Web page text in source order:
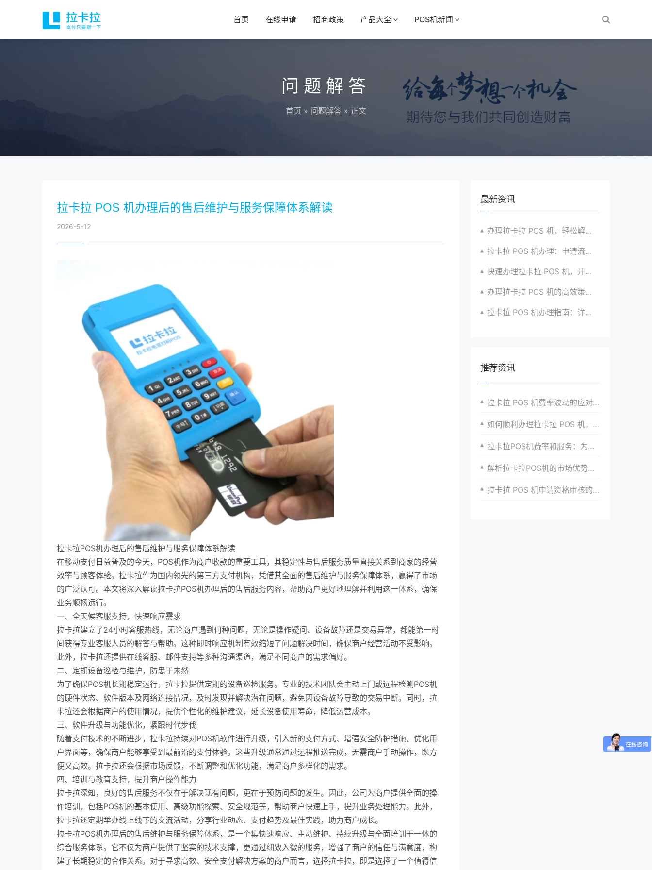
首页 在线申请 招商政策 产品大全 POS机新闻
问题解答
首页 » 问题解答 » 正文
拉卡拉 POS 机办理后的售后维护与服务保障体系解读
2026-5-12
拉卡拉POS机办理后的售后维护与服务保障体系解读
在移动支付日益普及的今天，POS机作为商户收款的重要工具，其稳定性与售后服务质量直接关系到商家的经营
效率与顾客体验。拉卡拉作为国内领先的第三方支付机构，凭借其全面的售后维护与服务保障体系，赢得了市场
的广泛认可。本文将深入解读拉卡拉POS机办理后的售后服务内容，帮助商户更好地理解并利用这一体系，确保
业务顺畅运行。
一、全天候客服支持，快速响应需求
拉卡拉建立了24小时客服热线，无论商户遇到何种问题，无论是操作疑问、设备故障还是交易异常，都能第一时
间获得专业客服人员的解答与帮助。这种即时响应机制有效缩短了问题解决时间，确保商户经营活动不受影响。
此外，拉卡拉还提供在线客服、邮件支持等多种沟通渠道，满足不同商户的需求偏好。
二、定期设备巡检与维护，防患于未然
为了确保POS机长期稳定运行，拉卡拉提供定期的设备巡检服务。专业的技术团队会主动上门或远程检测POS机
的硬件状态、软件版本及网络连接情况，及时发现并解决潜在问题，避免因设备故障导致的交易中断。同时，拉
卡拉还会根据商户的使用情况，提供个性化的维护建议，延长设备使用寿命，降低运营成本。
三、软件升级与功能优化，紧跟时代步伐
随着支付技术的不断进步，拉卡拉持续对POS机软件进行升级，引入新的支付方式、增强安全防护措施、优化用
户界面等，确保商户能够享受到最前沿的支付体验。这些升级通常通过远程推送完成，无需商户手动操作，既方
便又高效。拉卡拉还会根据市场反馈，不断调整和优化功能，满足商户多样化的需求。
四、培训与教育支持，提升商户操作能力
拉卡拉深知，良好的售后服务不仅在于解决现有问题，更在于预防问题的发生。因此，公司为商户提供全面的操
作培训，包括POS机的基本使用、高级功能探索、安全规范等，帮助商户快速上手，提升业务处理能力。此外，
拉卡拉还定期举办线上线下的交流活动，分享行业动态、支付趋势及最佳实践，助力商户成长。
拉卡拉POS机办理后的售后维护与服务保障体系，是一个集快速响应、主动维护、持续升级与全面培训于一体的
综合服务体系。它不仅为商户提供了坚实的技术支撑，更通过细致入微的服务，增强了商户的信任与满意度，构
建了长期稳定的合作关系。对于寻求高效、安全支付解决方案的商户而言，选择拉卡拉，即是选择了一个值得信
最新资讯
办理拉卡拉 POS 机，轻松解决收款难题的办法
拉卡拉 POS 机办理：申请流程简化版来袭
快速办理拉卡拉 POS 机，开启便捷收款之旅啦
办理拉卡拉 POS 机的高效策略与方法全分享
拉卡拉 POS 机办理指南：详细流程与注意事项汇总
推荐资讯
拉卡拉 POS 机费率波动的应对策略
如何顺利办理拉卡拉 POS 机，流程全攻略
拉卡拉POS机费率和服务：为什么成为行业标杆
解析拉卡拉POS机的市场优势与发展前景
拉卡拉 POS 机申请资格审核的重点环节